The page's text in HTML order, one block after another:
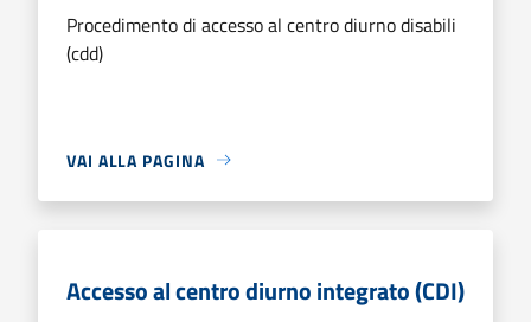
Procedimento di accesso al centro diurno disabili
(cdd)
VAI ALLA PAGINA
Accesso al centro diurno integrato (CDI)